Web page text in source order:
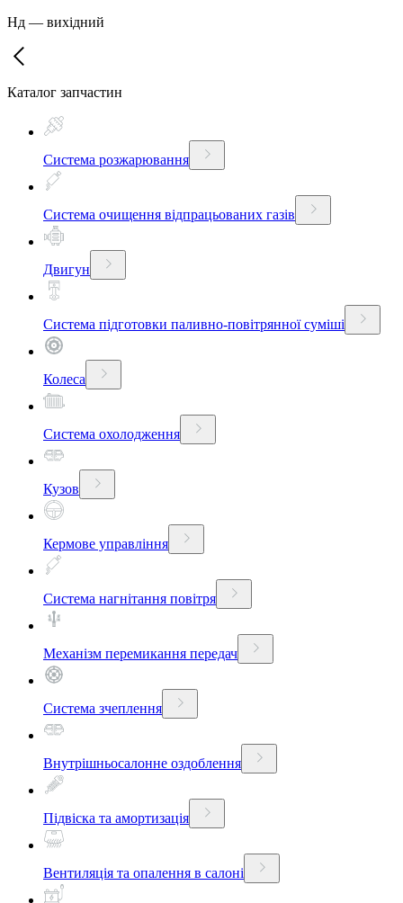
Нд — вихідний
Каталог запчастин
Система розжарювання
Система очищення відпрацьованих газів
Двигун
Система підготовки паливно-повітрянної суміші
Колеса
Система охолодження
Кузов
Кермове управління
Система нагнітання повітря
Механізм перемикання передач
Система зчеплення
Внутрішньосалонне оздоблення
Підвіска та амортизація
Вентиляція та опалення в салоні